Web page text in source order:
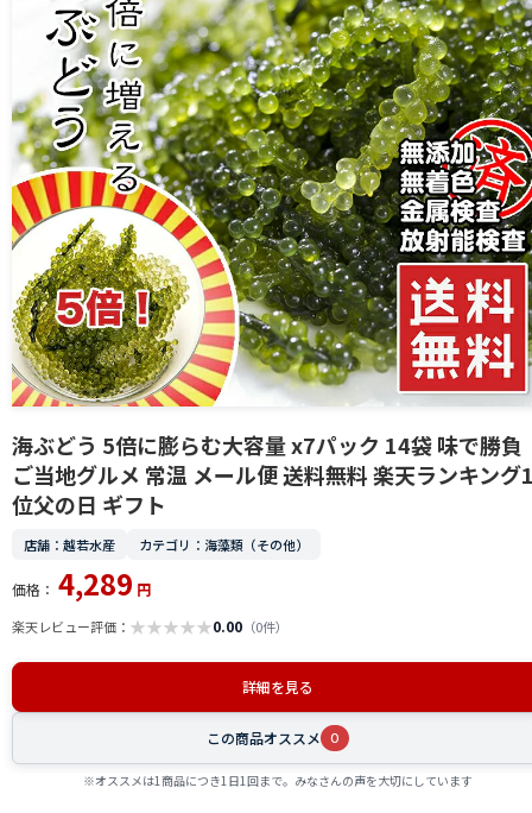
海ぶどう 5倍に膨らむ大容量 x7パック 14袋 味で勝負
ご当地グルメ 常温 メール便 送料無料 楽天ランキング
位父の日 ギフト
店舗：越若水産 カテゴリ：海藻類（その他）
価格： 4,289 円
楽天レビュー評価： ★★★★★0.00 （0件）
詳細を見る
この商品オススメ 0
※オススメは1商品につき1日1回まで。みなさんの声を大切にしています